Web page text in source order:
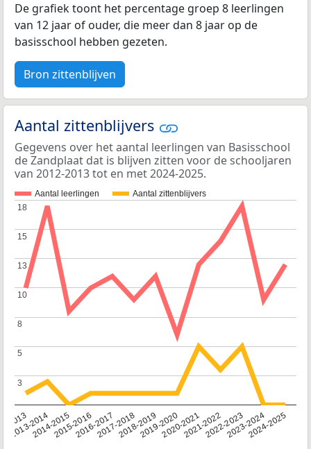
De grafiek toont het percentage groep 8 leerlingen
van 12 jaar of ouder, die meer dan 8 jaar op de
basisschool hebben gezeten.
Bron zittenblijven
Aantal zittenblijvers
Gegevens over het aantal leerlingen van Basisschool
de Zandplaat dat is blijven zitten voor de schooljaren
van 2012-2013 tot en met 2024-2025.
Aantal leerlingen Aantal zittenblijvers
2013
2013-2014
2014-20152015-20162016-20172017-20182018-20192019-20202020-20212021-20222022-20232023-20242024-2025
3
3
5
5
8
8
10
10
13
13
15
15
18
18